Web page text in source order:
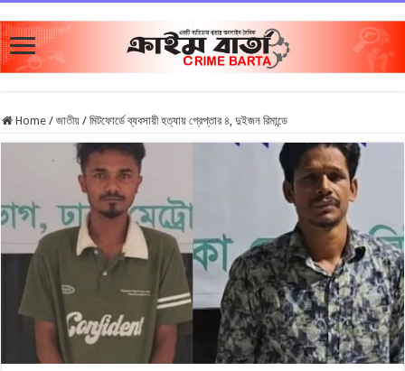
Home / জাতীয় / মিটফোর্ডে ব্যবসায়ী হত্যায় গ্রেপ্তার ৪, দুইজন রিমান্ডে